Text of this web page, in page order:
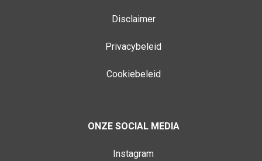
Disclaimer
Privacybeleid
Cookiebeleid
ONZE SOCIAL MEDIA
Instagram